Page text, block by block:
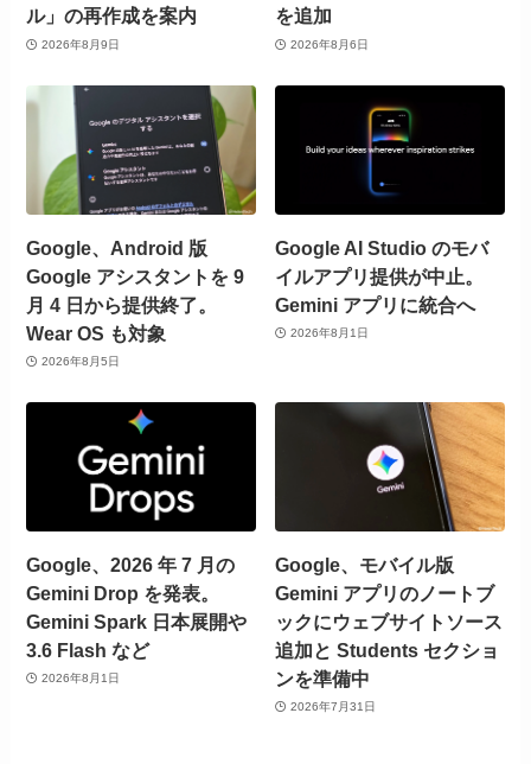
ル」の再作成を案内
2026年8月9日
を追加
2026年8月6日
Google、Android 版
Google アシスタントを 9
月 4 日から提供終了。
Wear OS も対象
2026年8月5日
Google AI Studio のモバ
イルアプリ提供が中止。
Gemini アプリに統合へ
2026年8月1日
Google、2026 年 7 月の
Gemini Drop を発表。
Gemini Spark 日本展開や
3.6 Flash など
2026年8月1日
Google、モバイル版
Gemini アプリのノートブ
ックにウェブサイトソース
追加と Students セクショ
ンを準備中
2026年7月31日